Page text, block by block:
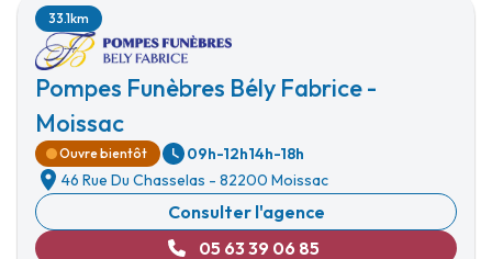
Pompes Funèbres Bély Fabrice -
Moissac
33.1km
Ouvre bientôt 09h-12h14h-18h
46 Rue Du Chasselas - 82200 Moissac
Consulter l'agence
05 63 39 06 85